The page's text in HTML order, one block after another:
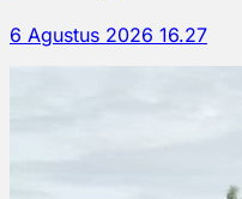
6 Agustus 2026 16.27